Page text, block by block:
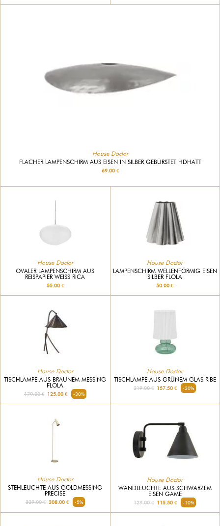
House Doctor
FLACHER LAMPENSCHIRM AUS EISEN IN SILBER GEBÜRSTET HDHATT
69.00 €
House Doctor
OVALER LAMPENSCHIRM AUS
REISPAPIER WEISS RICA
55.00 €
House Doctor
LAMPENSCHIRM WELLENFÖRMIG EISEN
SILBER FLOLA
50.00 €
House Doctor
TISCHLAMPE AUS BRAUNEM MESSING
FLOLA
179.00 €125.00 € -30%
House Doctor
TISCHLAMPE AUS GRÜNEM GLAS RIBE
219.00 € 157.50 € -30%
House Doctor
STEHLEUCHTE AUS GOLDMESSING
PRECISE
329.00 €308.00 € -5%
House Doctor
WANDLEUCHTE AUS SCHWARZEM
EISEN GAME
129.00 € 115.50 € -10%